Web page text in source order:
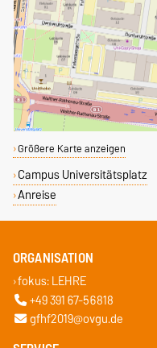
Größere Karte anzeigen
Campus Universitätsplatz
Anreise
ORGANISATION
fokus: LEHRE
+49 391 67-56818
gfhf2019@ovgu.de